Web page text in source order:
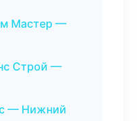
Мастер —
Строй —
— Нижний